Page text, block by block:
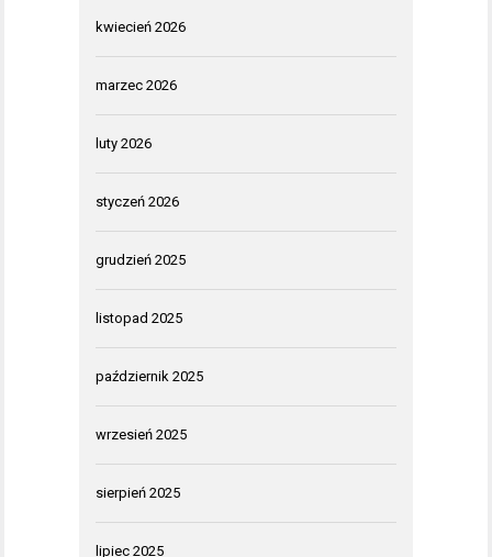
kwiecień 2026
marzec 2026
luty 2026
styczeń 2026
grudzień 2025
listopad 2025
październik 2025
wrzesień 2025
sierpień 2025
lipiec 2025